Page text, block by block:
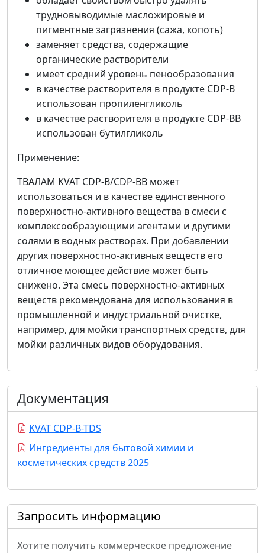
трудновыводимые масложировые и
пигментные загрязнения (сажа, копоть)
заменяет средства, содержащие
органические растворители
имеет средний уровень пенообразования
в качестве растворителя в продукте CDP-B
использован пропиленгликоль
в качестве растворителя в продукте CDP-BB
использован бутилгликоль
Применение:
ТВАЛАМ KVAT CDP-B/СDP-BB может
использоваться и в качестве единственного
поверхностно-активного вещества в смеси с
комплексообразующими агентами и другими
солями в водных растворах. При добавлении
других поверхностно-активных веществ его
отличное моющее действие может быть
снижено. Эта смесь поверхностно-активных
веществ рекомендована для использования в
промышленной и индустриальной очистке,
например, для мойки транспортных средств, для
мойки различных видов оборудования.
Документация
KVAT CDP-B-TDS
Ингредиенты для бытовой химии и
косметических средств 2025
Запросить информацию
Хотите получить коммерческое предложение